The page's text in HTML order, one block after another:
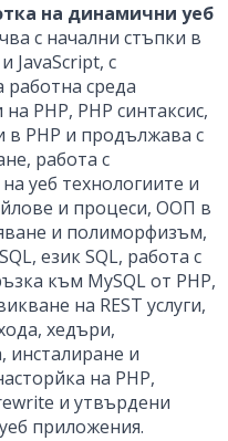
на динамични уеб
с начални стъпки в
JavaScript, с
работна среда
PHP, PHP синтаксис,
в PHP и продължава с
работа с
уеб технологиите и
и процеси, ООП в
и полиморфизъм,
език SQL, работа с
към MySQL от PHP,
на REST услуги,
хедъри,
инсталиране и
на PHP,
и утвърдени
приложения.